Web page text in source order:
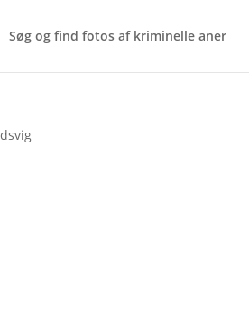
Søg og find fotos af kriminelle aner